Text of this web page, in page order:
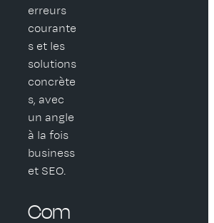
erreurs
courante
s et les
solutions
concrète
s, avec
un angle
à la fois
business
et SEO.
Com